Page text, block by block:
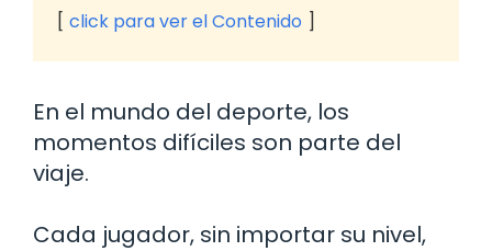
click para ver el Contenido
En el mundo del deporte, los
momentos difíciles son parte del
viaje.
Cada jugador, sin importar su nivel,